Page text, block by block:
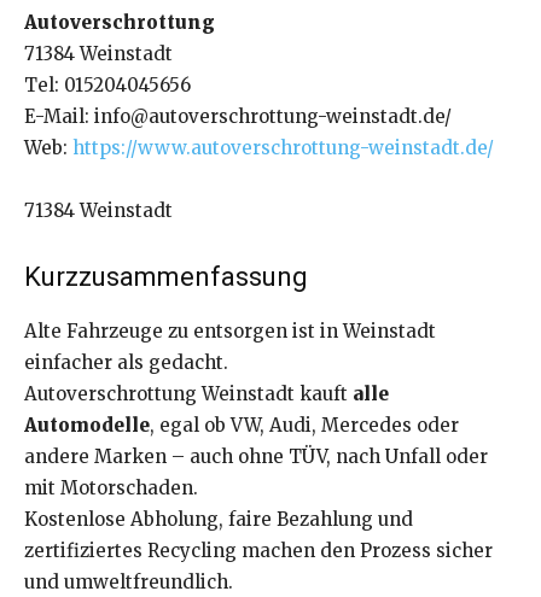
Autoverschrottung
71384 Weinstadt
Tel: 015204045656
E-Mail: info@autoverschrottung-weinstadt.de/
Web: https://www.autoverschrottung-weinstadt.de/
71384 Weinstadt
Kurzzusammenfassung
Alte Fahrzeuge zu entsorgen ist in Weinstadt
einfacher als gedacht.
Autoverschrottung Weinstadt kauft alle
Automodelle, egal ob VW, Audi, Mercedes oder
andere Marken – auch ohne TÜV, nach Unfall oder
mit Motorschaden.
Kostenlose Abholung, faire Bezahlung und
zertifiziertes Recycling machen den Prozess sicher
und umweltfreundlich.